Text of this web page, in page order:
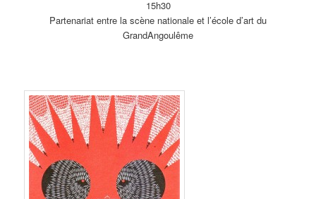
15h30
Partenariat entre la scène nationale et l’école d’art du
GrandAngoulême